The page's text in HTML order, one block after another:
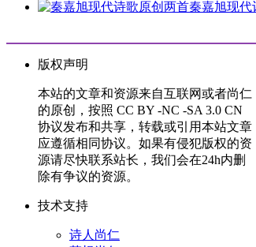
秦嘉旭现代
版权声明
本站的文章和资源来自互联网或者尚仁
的原创，按照 CC BY -NC -SA 3.0 CN
协议发布和共享，转载或引用本站文章
应遵循相同协议。如果有侵犯版权的资
源请尽快联系站长，我们会在24h内删
除有争议的资源。
技术支持
诗人尚仁